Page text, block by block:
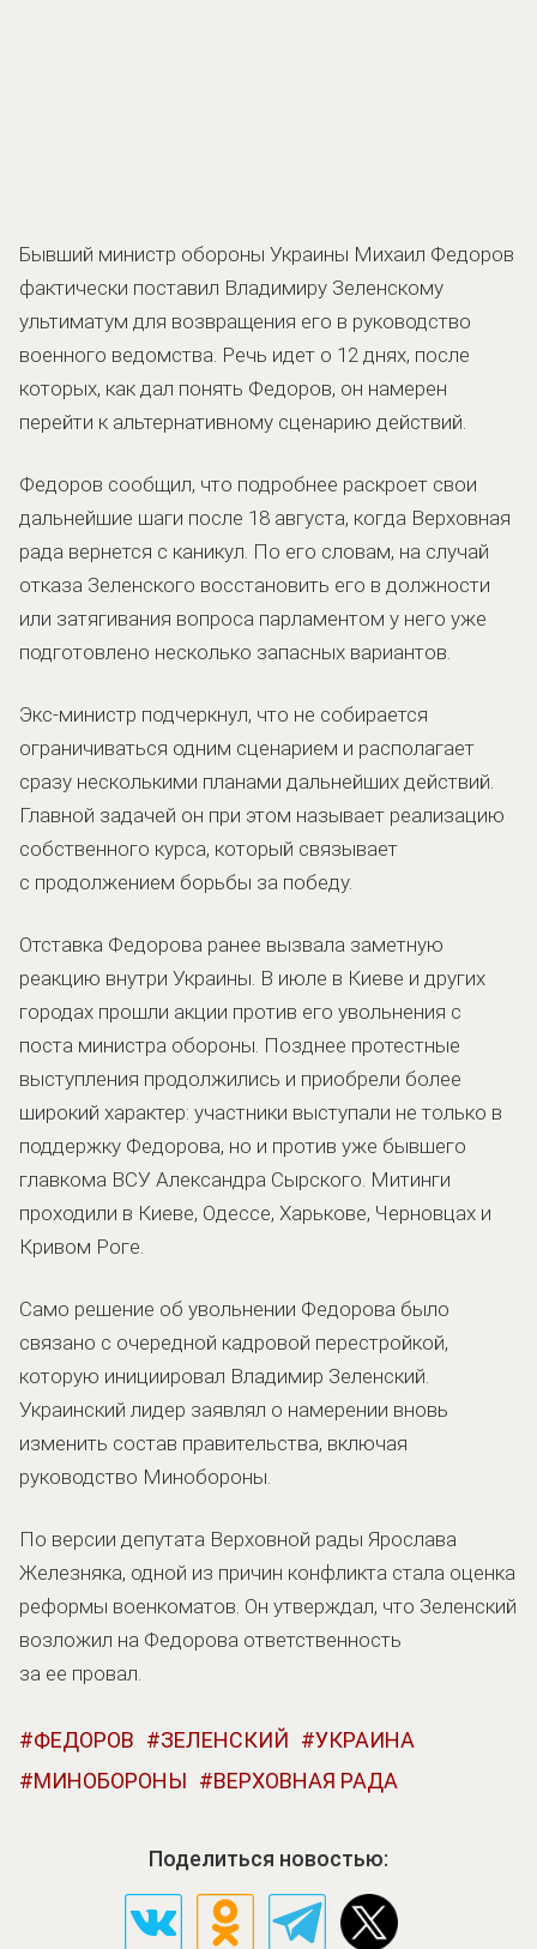
Бывший министр обороны Украины Михаил Федоров
фактически поставил Владимиру Зеленскому
ультиматум для возвращения его в руководство
военного ведомства. Речь идет о 12 днях, после
которых, как дал понять Федоров, он намерен
перейти к альтернативному сценарию действий.
Федоров сообщил, что подробнее раскроет свои
дальнейшие шаги после 18 августа, когда Верховная
рада вернется с каникул. По его словам, на случай
отказа Зеленского восстановить его в должности
или затягивания вопроса парламентом у него уже
подготовлено несколько запасных вариантов.
Экс-министр подчеркнул, что не собирается
ограничиваться одним сценарием и располагает
сразу несколькими планами дальнейших действий.
Главной задачей он при этом называет реализацию
собственного курса, который связывает
с продолжением борьбы за победу.
Отставка Федорова ранее вызвала заметную
реакцию внутри Украины. В июле в Киеве и других
городах прошли акции против его увольнения с
поста министра обороны. Позднее протестные
выступления продолжились и приобрели более
широкий характер: участники выступали не только в
поддержку Федорова, но и против уже бывшего
главкома ВСУ Александра Сырского. Митинги
проходили в Киеве, Одессе, Харькове, Черновцах и
Кривом Роге.
Само решение об увольнении Федорова было
связано с очередной кадровой перестройкой,
которую инициировал Владимир Зеленский.
Украинский лидер заявлял о намерении вновь
изменить состав правительства, включая
руководство Минобороны.
По версии депутата Верховной рады Ярослава
Железняка, одной из причин конфликта стала оценка
реформы военкоматов. Он утверждал, что Зеленский
возложил на Федорова ответственность
за ее провал.
ФЕДОРОВ ЗЕЛЕНСКИЙ
УКРАИНА
МИНОБОРОНЫ
ВЕРХОВНАЯ РАДА
Поделиться новостью: